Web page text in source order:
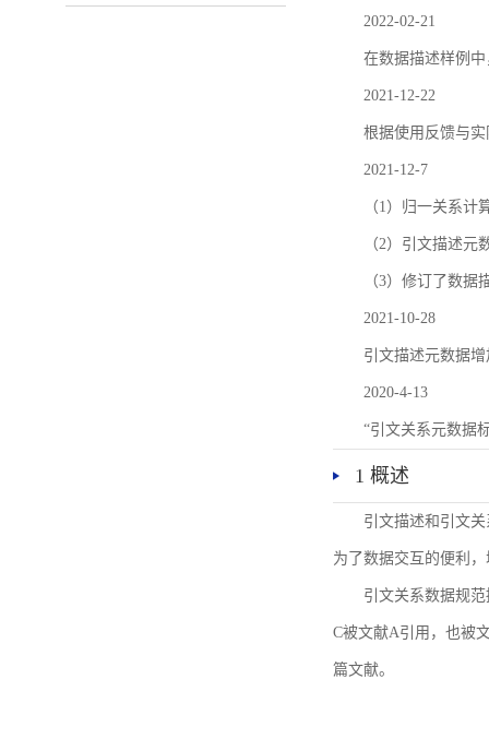
2022-02-21
在数据描述样例
2021-12-22
根据使用反馈与
2021-12-7
（1）归一关系
（2）引文描述元
（3）修订了数据
2021-10-28
引文描述元数据增
2020-4-13
“引文关系元数据
1 概述
引文描述和引文
为了数据交互的便利
引文关系数据规
C被文献A引用，也被
篇文献。